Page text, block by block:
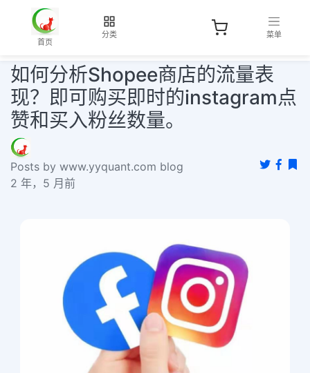
首页
分类 菜单
如何分析Shopee商店的流量表
现？即可购买即时的instagram点
赞和买入粉丝数量。
Posts by www.yyquant.com blog
2 年，5 月前